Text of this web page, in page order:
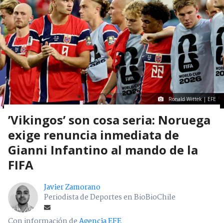
Ronald Wittek | EFE
’Vikingos’ son cosa seria: Noruega
exige renuncia inmediata de
Gianni Infantino al mando de la
FIFA
Javier Zamorano
Periodista de Deportes en BioBioChile